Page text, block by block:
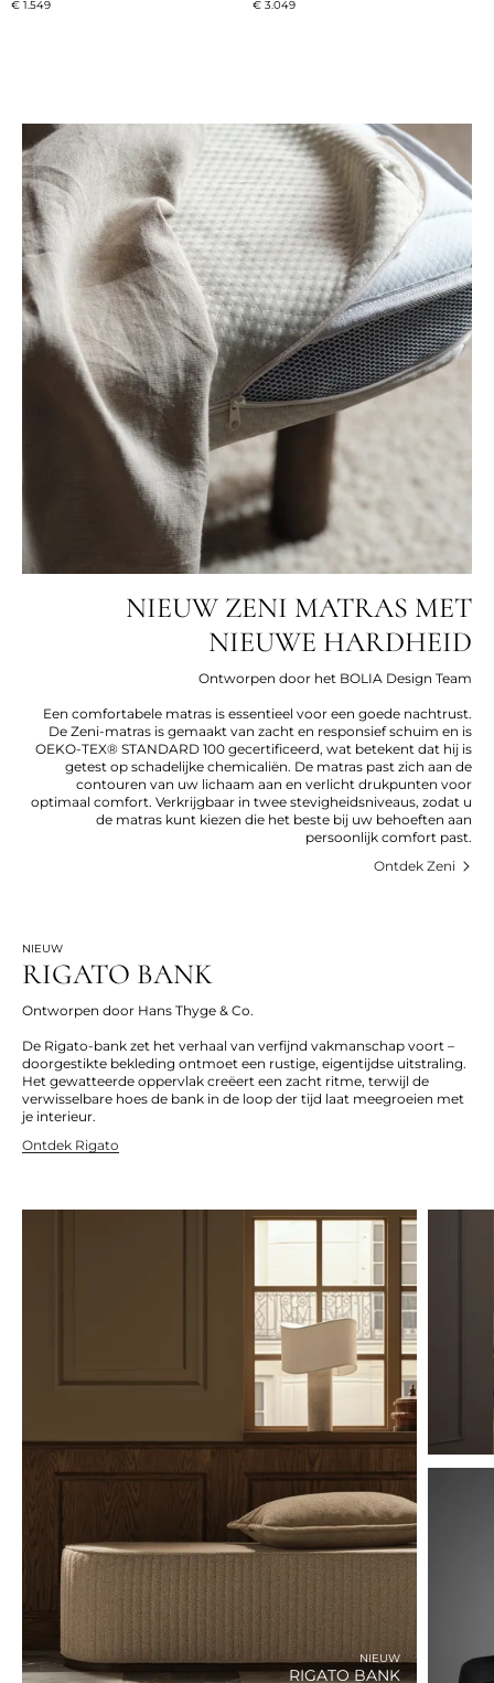
€ 1.549 € 3.049
NIEUW ZENI MATRAS MET
NIEUWE HARDHEID
Ontworpen door het BOLIA Design Team
Een comfortabele matras is essentieel voor een goede nachtrust.
De Zeni-matras is gemaakt van zacht en responsief schuim en is
OEKO-TEX® STANDARD 100 gecertificeerd, wat betekent dat hij is
getest op schadelijke chemicaliën. De matras past zich aan de
contouren van uw lichaam aan en verlicht drukpunten voor
optimaal comfort. Verkrijgbaar in twee stevigheidsniveaus, zodat u
de matras kunt kiezen die het beste bij uw behoeften aan
persoonlijk comfort past.
Ontdek Zeni
NIEUW
RIGATO BANK
Ontworpen door Hans Thyge & Co.
De Rigato-bank zet het verhaal van verfijnd vakmanschap voort –
doorgestikte bekleding ontmoet een rustige, eigentijdse uitstraling.
Het gewatteerde oppervlak creëert een zacht ritme, terwijl de
verwisselbare hoes de bank in de loop der tijd laat meegroeien met
je interieur.
Ontdek Rigato
NIEUW
RIGATO BANK